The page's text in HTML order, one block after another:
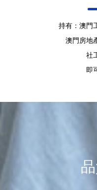
持有：澳門
澳門房地
社
即